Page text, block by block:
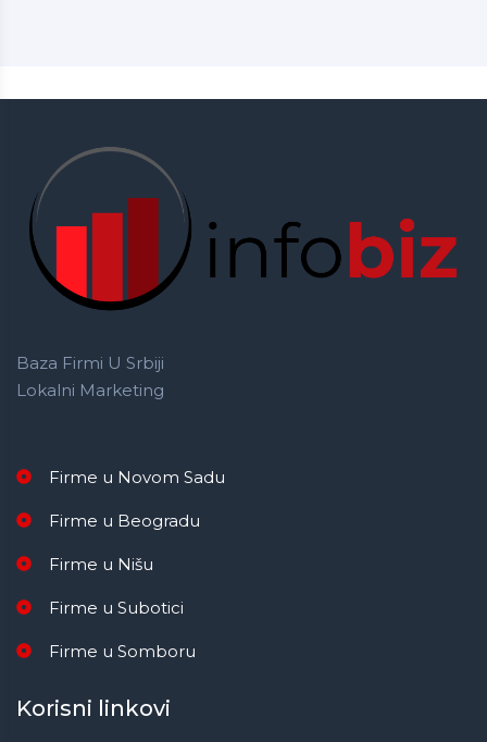
Baza Firmi U Srbiji
Lokalni Marketing
Firme u Novom Sadu
Firme u Beogradu
Firme u Nišu
Firme u Subotici
Firme u Somboru
Korisni linkovi